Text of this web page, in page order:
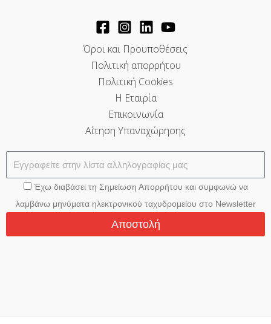
Όροι και Προυποθέσεις
Πολιτική απορρήτου
Πολιτική Cookies
Η Εταιρία
Επικοινωνία
Αίτηση Υπαναχώρησης
Έχω διαβάσει τη Σημείωση Απορρήτου και συμφωνώ να
λαμβάνω μηνύματα ηλεκτρονικού ταχυδρομείου στο Newsletter
Αποστολή